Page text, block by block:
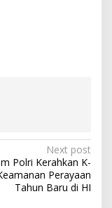
Next post
Polri Kerahkan K-
Perayaan
Tahun Baru di HI